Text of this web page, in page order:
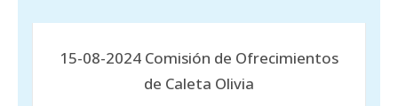
15-08-2024 Comisión de Ofrecimientos
de Caleta Olivia